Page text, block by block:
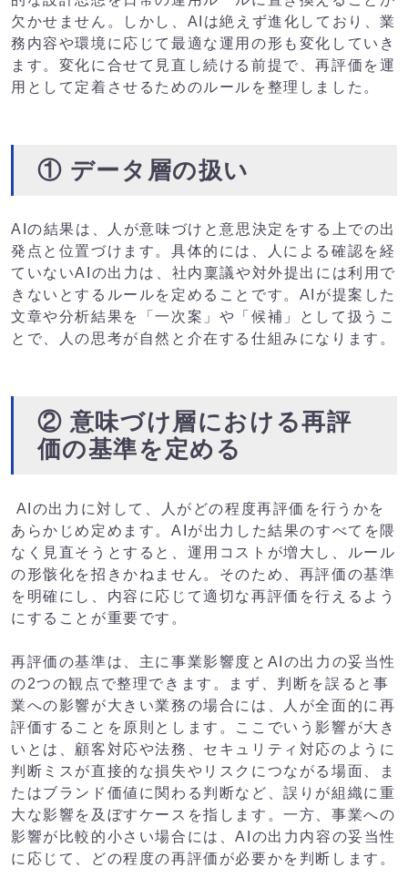
欠かせません。しかし、AIは絶えず進化しており、業
務内容や環境に応じて最適な運用の形も変化していき
ます。変化に合せて見直し続ける前提で、再評価を運
用として定着させるためのルールを整理しました。
① データ層の扱い
AIの結果は、人が意味づけと意思決定をする上での出
発点と位置づけます。具体的には、人による確認を経
ていないAIの出力は、社内稟議や対外提出には利用で
きないとするルールを定めることです。AIが提案した
文章や分析結果を「一次案」や「候補」として扱うこ
とで、人の思考が自然と介在する仕組みになります。
② 意味づけ層における再評
価の基準を定める
AIの出力に対して、人がどの程度再評価を行うかを
あらかじめ定めます。AIが出力した結果のすべてを隈
なく見直そうとすると、運用コストが増大し、ルール
の形骸化を招きかねません。そのため、再評価の基準
を明確にし、内容に応じて適切な再評価を行えるよう
にすることが重要です。
再評価の基準は、主に事業影響度とAIの出力の妥当性
の2つの観点で整理できます。まず、判断を誤ると事
業への影響が大きい業務の場合には、人が全面的に再
評価することを原則とします。ここでいう影響が大き
いとは、顧客対応や法務、セキュリティ対応のように
判断ミスが直接的な損失やリスクにつながる場面、ま
たはブランド価値に関わる判断など、誤りが組織に重
大な影響を及ぼすケースを指します。一方、事業への
影響が比較的小さい場合には、AIの出力内容の妥当性
に応じて、どの程度の再評価が必要かを判断します。